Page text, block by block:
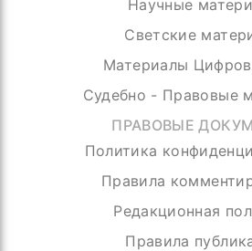
Научные
Светские
Материалы
Судебно - Правовые
ПРАВОВЫЕ
Политика
Правила
Редакционная
Правила